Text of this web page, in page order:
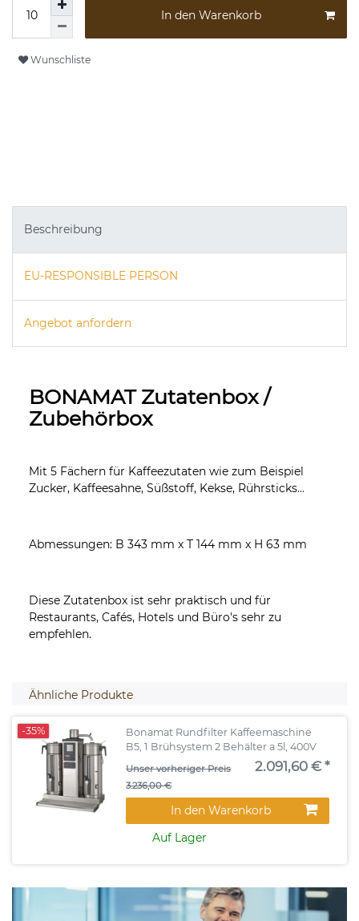
In den Warenkorb
Wunschliste
Beschreibung
EU-RESPONSIBLE PERSON
Angebot anfordern
BONAMAT Zutatenbox /
Zubehörbox
Mit 5 Fächern für Kaffeezutaten wie zum Beispiel
Zucker, Kaffeesahne, Süßstoff, Kekse, Rührsticks...
Abmessungen: B 343 mm x T 144 mm x H 63 mm
Diese Zutatenbox ist sehr praktisch und für
Restaurants, Cafés, Hotels und Büro's sehr zu
empfehlen.
Ähnliche Produkte
-35%
Bonamat Rundfilter Kaffeemaschine
B5, 1 Brühsystem 2 Behälter a 5l, 400V
Unser vorheriger Preis
3.236,00 €
2.091,60 € *
In den Warenkorb
Auf Lager